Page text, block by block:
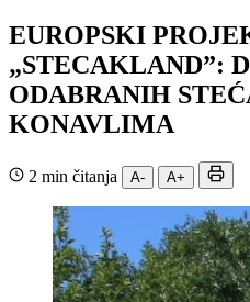
EUROPSKI
„STECAKLAND”:
ODABRANIH
KONAVLIMA
2 min čitanja A- A+